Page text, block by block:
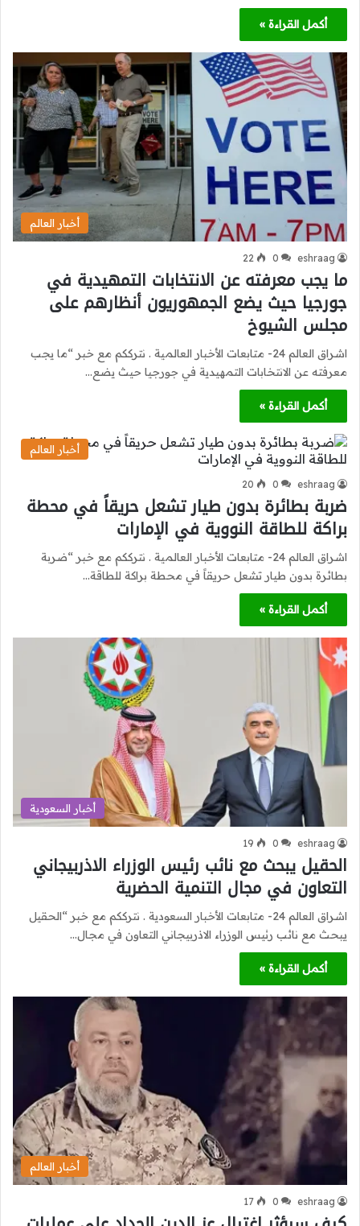
أكمل القراءة »
أخبار العالم
eshraag
0
22
ما يجب معرفته عن الانتخابات التمهيدية في
جورجيا حيث يضع الجمهوريون أنظارهم على
مجلس الشيوخ
اشراق العالم 24- متابعات الأخبار العالمية . نترككم مع خبر “ما يجب
معرفته عن الانتخابات التمهيدية في جورجيا حيث يضع…
أكمل القراءة »
أخبار العالم
eshraag
0
20
ضربة بطائرة بدون طيار تشعل حريقاً في محطة
براكة للطاقة النووية في الإمارات
اشراق العالم 24- متابعات الأخبار العالمية . نترككم مع خبر “ضربة
بطائرة بدون طيار تشعل حريقاً في محطة براكة للطاقة…
أكمل القراءة »
أخبار السعودية
eshraag
0
19
الحقيل يبحث مع نائب رئيس الوزراء الاذربيجاني
التعاون في مجال التنمية الحضرية
اشراق العالم 24- متابعات الأخبار السعودية . نترككم مع خبر “الحقيل
يبحث مع نائب رئيس الوزراء الاذربيجاني التعاون في مجال…
أكمل القراءة »
أخبار العالم
eshraag
0
17